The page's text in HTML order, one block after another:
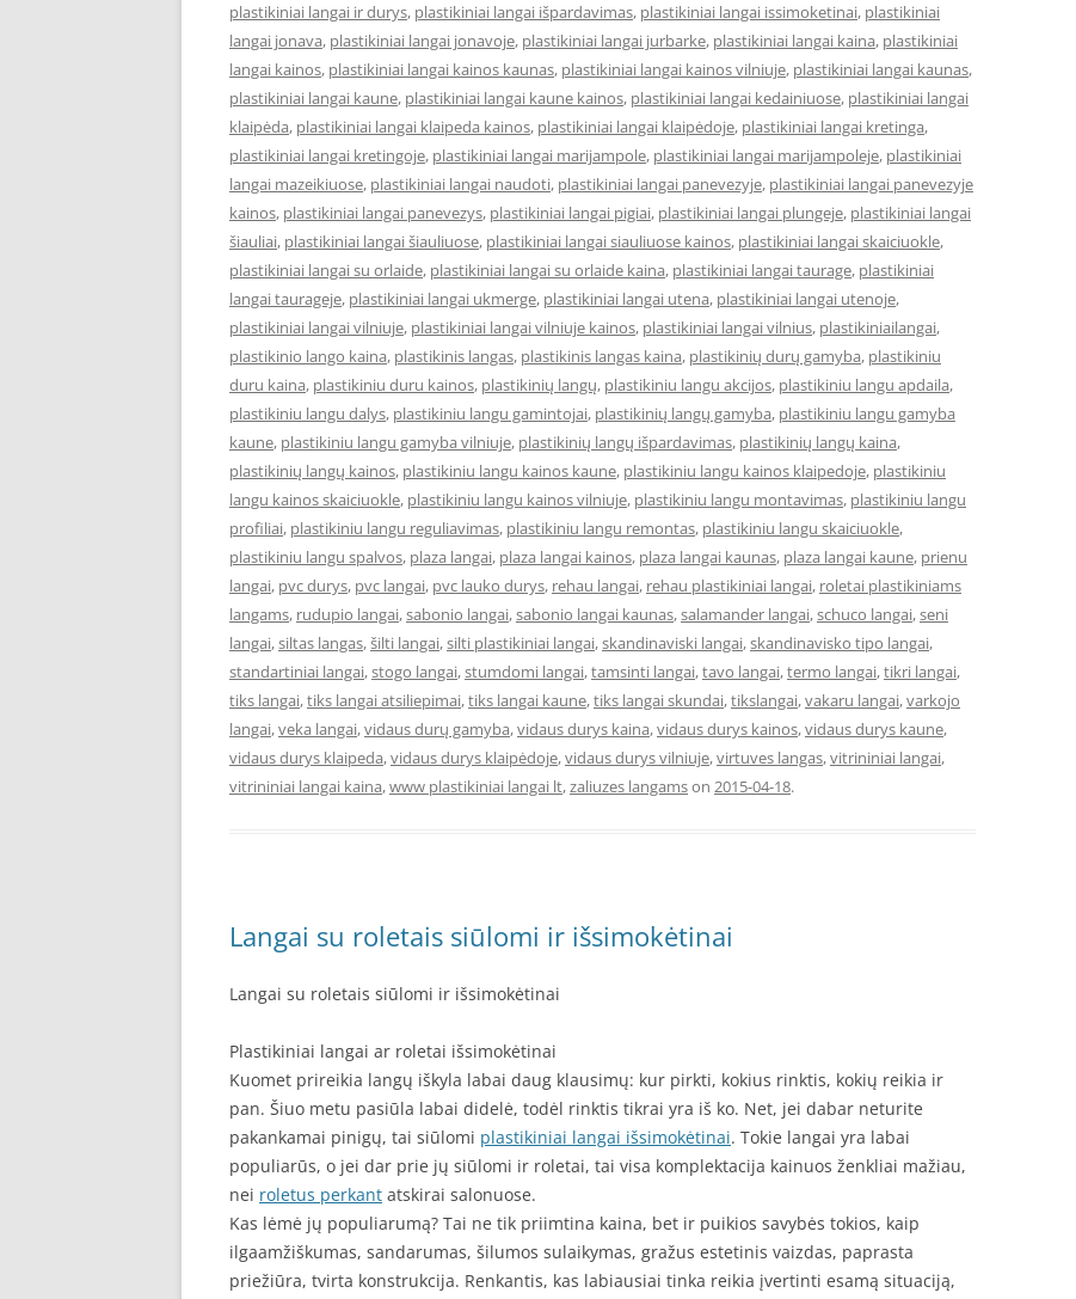
plastikiniai langai ir durys, plastikiniai langai išpardavimas, plastikiniai langai issimoketinai, plastikiniai
langai jonava, plastikiniai langai jonavoje, plastikiniai langai jurbarke, plastikiniai langai kaina, plastikiniai
langai kainos, plastikiniai langai kainos kaunas, plastikiniai langai kainos vilniuje, plastikiniai langai kaunas,
plastikiniai langai kaune, plastikiniai langai kaune kainos, plastikiniai langai kedainiuose, plastikiniai langai
klaipėda, plastikiniai langai klaipeda kainos, plastikiniai langai klaipėdoje, plastikiniai langai kretinga,
plastikiniai langai kretingoje, plastikiniai langai marijampole, plastikiniai langai marijampoleje, plastikiniai
langai mazeikiuose, plastikiniai langai naudoti, plastikiniai langai panevezyje, plastikiniai langai panevezyje
kainos, plastikiniai langai panevezys, plastikiniai langai pigiai, plastikiniai langai plungeje, plastikiniai langai
šiauliai, plastikiniai langai šiauliuose, plastikiniai langai siauliuose kainos, plastikiniai langai skaiciuokle,
plastikiniai langai su orlaide, plastikiniai langai su orlaide kaina, plastikiniai langai taurage, plastikiniai
langai taurageje, plastikiniai langai ukmerge, plastikiniai langai utena, plastikiniai langai utenoje,
plastikiniai langai vilniuje, plastikiniai langai vilniuje kainos, plastikiniai langai vilnius, plastikiniailangai,
plastikinio lango kaina, plastikinis langas, plastikinis langas kaina, plastikinių durų gamyba, plastikiniu
duru kaina, plastikiniu duru kainos, plastikinių langų, plastikiniu langu akcijos, plastikiniu langu apdaila,
plastikiniu langu dalys, plastikiniu langu gamintojai, plastikinių langų gamyba, plastikiniu langu gamyba
kaune, plastikiniu langu gamyba vilniuje, plastikinių langų išpardavimas, plastikinių langų kaina,
plastikinių langų kainos, plastikiniu langu kainos kaune, plastikiniu langu kainos klaipedoje, plastikiniu
langu kainos skaiciuokle, plastikiniu langu kainos vilniuje, plastikiniu langu montavimas, plastikiniu langu
profiliai, plastikiniu langu reguliavimas, plastikiniu langu remontas, plastikiniu langu skaiciuokle,
plastikiniu langu spalvos, plaza langai, plaza langai kainos, plaza langai kaunas, plaza langai kaune, prienu
langai, pvc durys, pvc langai, pvc lauko durys, rehau langai, rehau plastikiniai langai, roletai plastikiniams
langams, rudupio langai,sabonio langai,sabonio langai kaunas,salamander langai,schuco langai,seni
langai,siltas langas,šilti langai,silti plastikiniai langai,skandinaviski langai,skandinavisko tipo langai,
standartiniai langai,stogo langai,stumdomi langai,tamsinti langai,tavo langai,termo langai,tikri langai,
tiks langai,tiks langai atsiliepimai,tiks langai kaune,tiks langai skundai,tikslangai,vakaru langai,varkojo
langai,veka langai,vidaus durų gamyba,vidaus durys kaina,vidaus durys kainos,vidaus durys kaune,
vidaus durys klaipeda,vidaus durys klaipėdoje,vidaus durys vilniuje,virtuves langas,vitrininiai langai,
vitrininiai langai kaina,www plastikiniai langai lt,zaliuzes langamson 2015-04-18.
Langai su roletais siūlomi ir išsimokėtinai
Langai su roletais siūlomi ir išsimokėtinai
Plastikiniai langai ar roletai išsimokėtinai
Kuomet prireikia langų iškyla labai daug klausimų: kur pirkti, kokius rinktis, kokių reikia ir
pan. Šiuo metu pasiūla labai didelė, todėl rinktis tikrai yra iš ko. Net, jei dabar neturite
pakankamai pinigų, tai siūlomi plastikiniai langai išsimokėtinai. Tokie langai yra labai
populiarūs, o jei dar prie jų siūlomi ir roletai, tai visa komplektacija kainuos ženkliai mažiau,
nei roletus perkant atskirai salonuose.
Kas lėmė jų populiarumą? Tai ne tik priimtina kaina, bet ir puikios savybės tokios, kaip
ilgaamžiškumas, sandarumas, šilumos sulaikymas, gražus estetinis vaizdas, paprasta
priežiūra, tvirta konstrukcija. Renkantis, kas labiausiai tinka reikia įvertinti esamą situaciją,